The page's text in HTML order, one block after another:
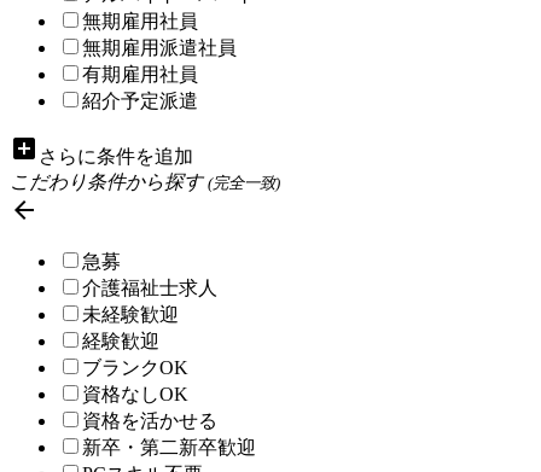
無期雇用社員
無期雇用派遣社員
有期雇用社員
紹介予定派遣
add_box さらに条件を追加
こだわり条件から探す(完全一致)

急募
介護福祉士求人
未経験歓迎
経験歓迎
ブランクOK
資格なしOK
資格を活かせる
新卒・第二新卒歓迎